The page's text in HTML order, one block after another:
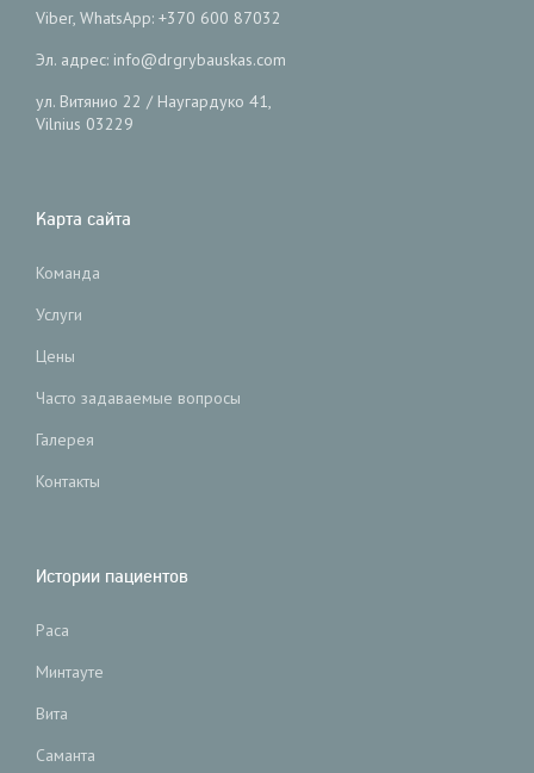
Viber, WhatsApp: +370 600 87032
Эл. адрес: info@drgrybauskas.com
ул. Витянио 22 / Наугардуко 41,
Vilnius 03229
Карта сайта
Команда
Услуги
Цены
Часто задаваемые вопросы
Галерея
Контакты
Истории пациентов
Раса
Минтауте
Вита
Саманта